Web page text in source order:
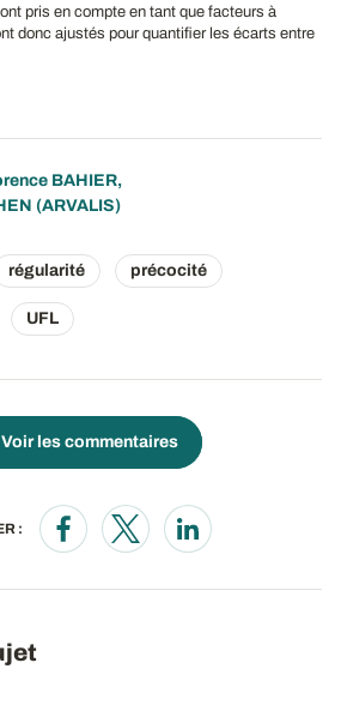
pris en compte en tant que facteurs à
donc ajustés pour quantifier les écarts entre
BAHIER,
(ARVALIS)
régularité précocité
UFL
Voir les commentaires
:
Opens in a new window
Opens in a new window
Opens in a new